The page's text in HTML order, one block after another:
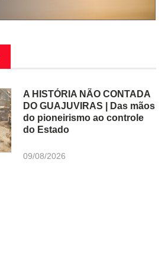
A HISTÓRIA NÃO CONTADA
DO GUAJUVIRAS | Das mãos
do pioneirismo ao controle
do Estado
09/08/2026